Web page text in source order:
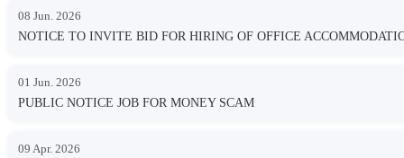
08 Jun. 2026
NOTICE TO INVITE BID FOR HIRING OF OFFICE
01 Jun. 2026
PUBLIC NOTICE JOB FOR MONEY SCAM
09 Apr. 2026